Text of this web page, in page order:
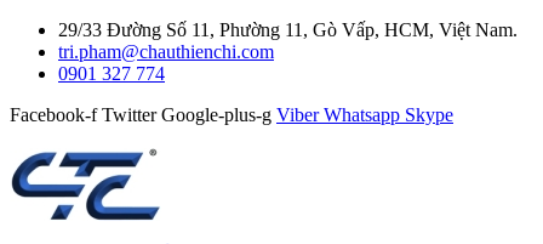
29/33 Đường Số 11, Phường 11, Gò Vấp, HCM, Việt Nam.
tri.pham@chauthienchi.com
0901 327 774
Facebook-f Twitter Google-plus-g Viber Whatsapp Skype